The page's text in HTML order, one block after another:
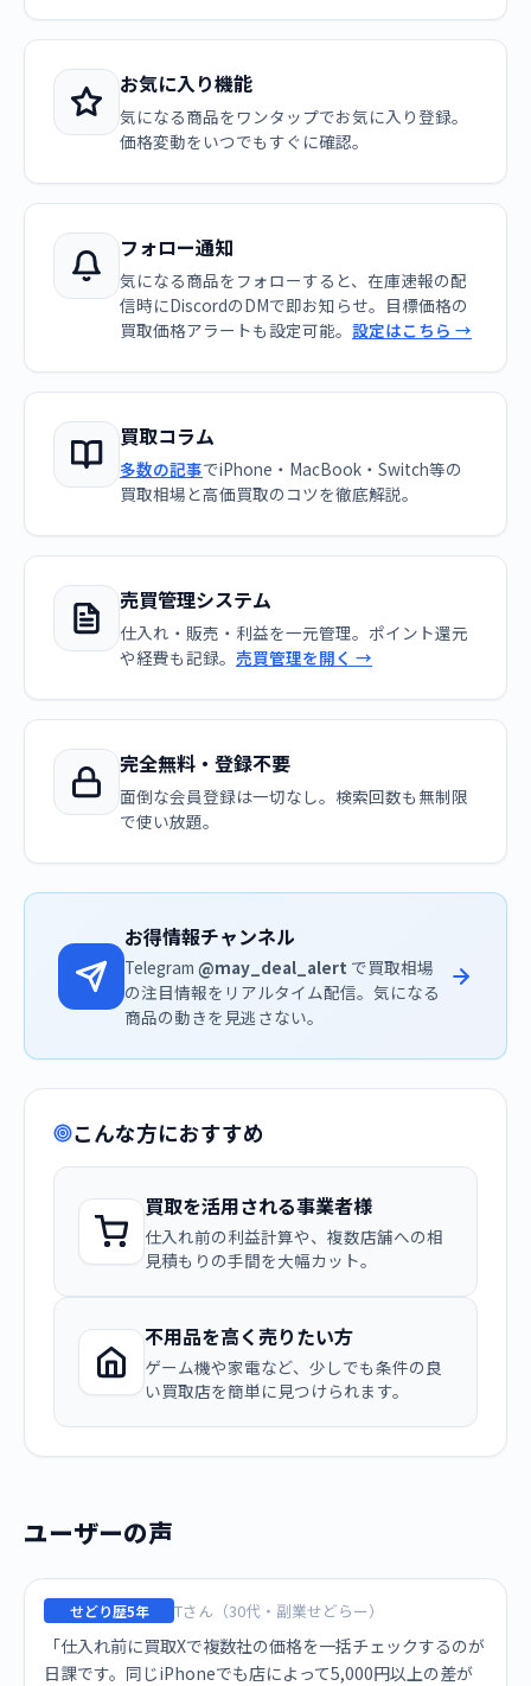
お気に入り機能
気になる商品をワンタップでお気に入り登録。
価格変動をいつでもすぐに確認。
フォロー通知
気になる商品をフォローすると、在庫速報の配
信時にDiscordのDMで即お知らせ。目標価格の
買取価格アラートも設定可能。 設定はこちら →
買取コラム
多数の記事でiPhone・MacBook・Switch等の
買取相場と高価買取のコツを徹底解説。
売買管理システム
仕入れ・販売・利益を一元管理。ポイント還元
や経費も記録。 売買管理を開く →
完全無料・登録不要
面倒な会員登録は一切なし。検索回数も無制限
で使い放題。
お得情報チャンネル
Telegram @may_deal_alert で買取相場
の注目情報をリアルタイム配信。気になる
商品の動きを見逃さない。
こんな方におすすめ
買取を活用される事業者様
仕入れ前の利益計算や、複数店舗への相
見積もりの手間を大幅カット。
不用品を高く売りたい方
ゲーム機や家電など、少しでも条件の良
い買取店を簡単に見つけられます。
ユーザーの声
せどり歴5年 Tさん（30代・副業せどらー）
「仕入れ前に買取Xで複数社の価格を一括チェックするのが
日課です。同じiPhoneでも店によって5,000円以上の差が